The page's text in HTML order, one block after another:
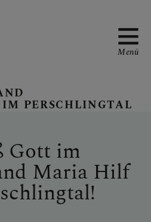
PERSCHLINGTAL
Menü
Gott im
Maria Hilf